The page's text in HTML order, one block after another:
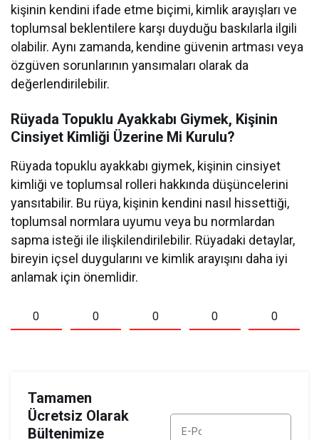
kişinin kendini ifade etme biçimi, kimlik arayışları ve
toplumsal beklentilere karşı duyduğu baskılarla ilgili
olabilir. Aynı zamanda, kendine güvenin artması veya
özgüven sorunlarının yansımaları olarak da
değerlendirilebilir.
Rüyada Topuklu Ayakkabı Giymek, Kişinin
Cinsiyet Kimliği Üzerine Mi Kurulu?
Rüyada topuklu ayakkabı giymek, kişinin cinsiyet
kimliği ve toplumsal rolleri hakkında düşüncelerini
yansıtabilir. Bu rüya, kişinin kendini nasıl hissettiği,
toplumsal normlara uyumu veya bu normlardan
sapma isteği ile ilişkilendirilebilir. Rüyadaki detaylar,
bireyin içsel duygularını ve kimlik arayışını daha iyi
anlamak için önemlidir.
0 0 0 0 0
Tamamen
Ücretsiz Olarak
Bültenimize